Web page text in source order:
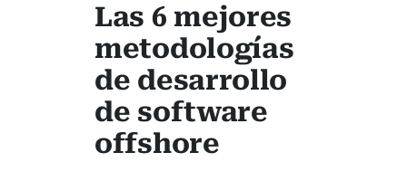
Las 6 mejores
metodologías
de desarrollo
de software
offshore